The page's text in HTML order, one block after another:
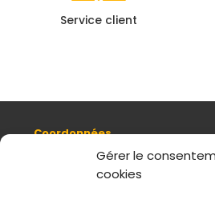
Gérer le
cookies
Service client
Coordonnées
8, quai Romain Rolland 69005
+ 33 (0)4 78 42 55 04